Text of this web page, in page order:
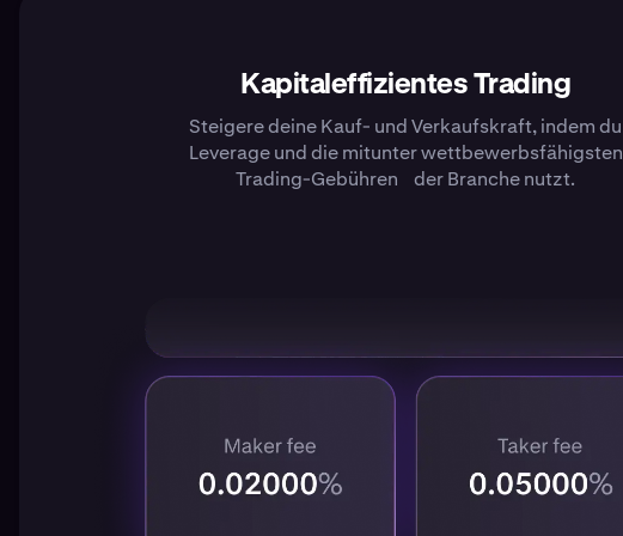
Kapitaleffizientes Trading
Steigere deine Kauf- und Verkaufskraft, indem du
Leverage und die mitunter wettbewerbsfähigsten
Trading-Gebühren der Branche nutzt.